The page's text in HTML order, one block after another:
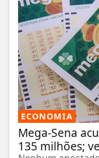
ECONOMIA
Mega-Sena
135 milhões;